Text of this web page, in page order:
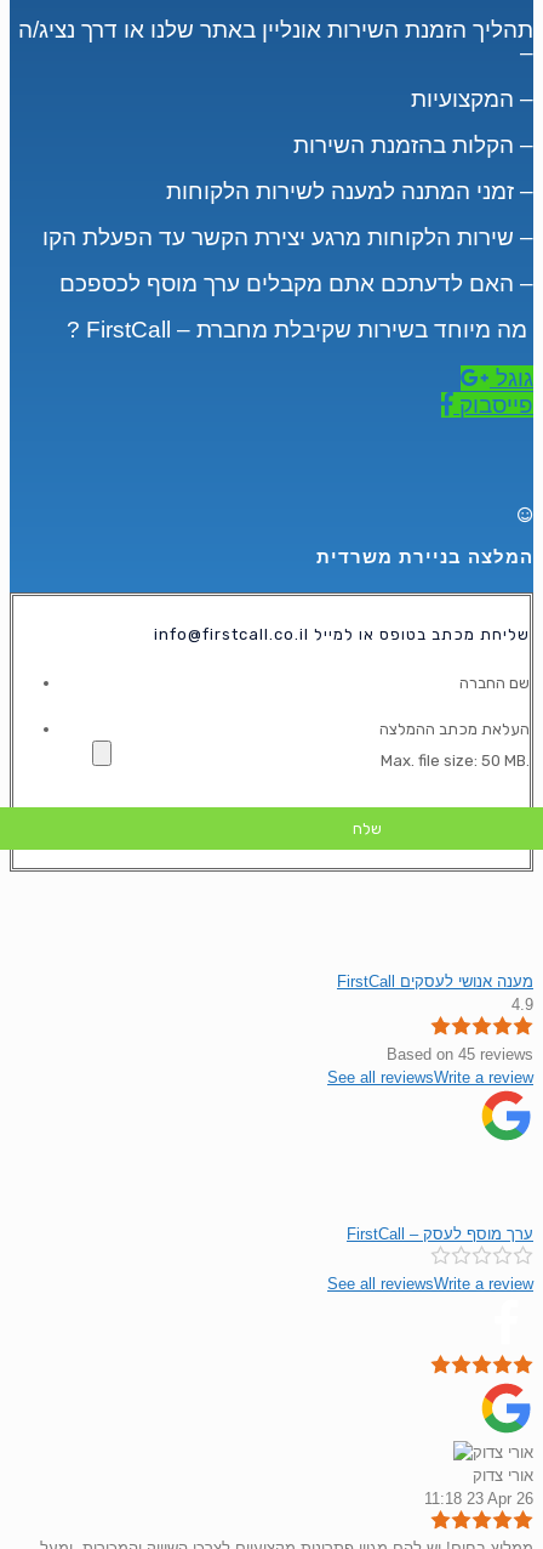
תהליך הזמנת השירות אונליין באתר שלנו או דרך נציג/ה
–
המקצועיות –
הקלות בהזמנת השירות –
זמני המתנה למענה לשירות הלקוחות –
שירות הלקוחות מרגע יצירת הקשר עד הפעלת הקו –
האם לדעתכם אתם מקבלים ערך מוסף לכספכם –
גוגל
פייסבוק
המלצה בניירת משרדית
info@firstcall.co.il שליחת מכתב בטופס או למייל
שם החברה
העלאת מכתב ההמלצה
Max. file size: 50 MB.
FirstCall מענה אנושי לעסקים
4.9
Based on 45 reviews
See all reviewsWrite a review
FirstCall – ערך מוסף לעסק
See all reviewsWrite a review
אורי צדוק
11:18 23 Apr 26